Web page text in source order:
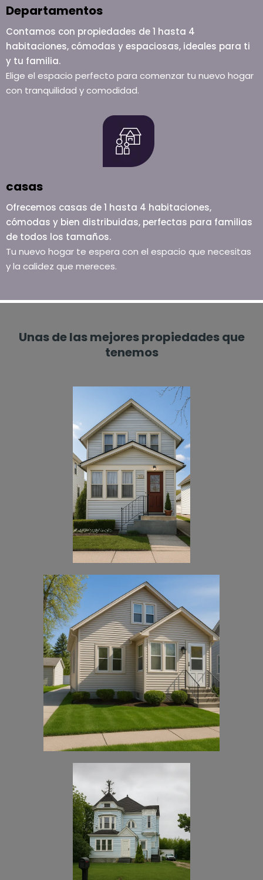
Departamentos
Contamos con propiedades de 1 hasta 4
habitaciones, cómodas y espaciosas, ideales para ti
y tu familia.
Elige el espacio perfecto para comenzar tu nuevo hogar
con tranquilidad y comodidad.
casas
Ofrecemos casas de 1 hasta 4 habitaciones,
cómodas y bien distribuidas, perfectas para familias
de todos los tamaños.
Tu nuevo hogar te espera con el espacio que necesitas
y la calidez que mereces.
Unas de las mejores propiedades que
tenemos